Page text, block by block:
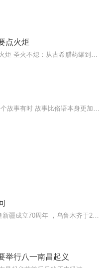
点火炬
举行八一南昌起义